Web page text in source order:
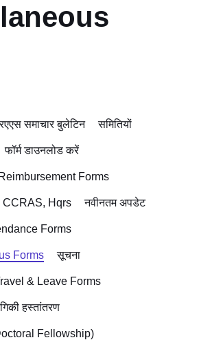
समाचार बुलेटिन समितियों
फॉर्म डाउनलोड करें
Forms
CCRAS, Hqrs नवीनतम अपडेट
Forms
Forms सूचना
& Leave Forms
हस्तांतरण
Fellowship)